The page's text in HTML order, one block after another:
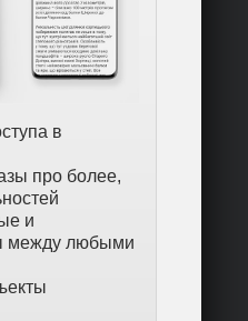
в
про более,
и
между любыми